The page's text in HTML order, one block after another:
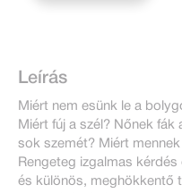
Leírás
Miért nem esünk le a
Miért fúj a szél? Nőnek fák
sok szemét? Miért
Rengeteg izgalmas
és különös, meghökkentő